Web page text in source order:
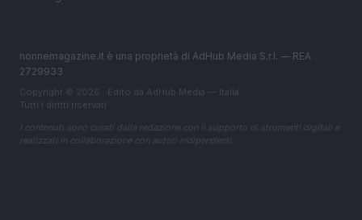
nonnemagazine.it è una proprietà di AdHub Media S.r.l. — REA
2729933
Copyright © 2026 · Edito da AdHub Media — Italia
Tutti i diritti riservati
I contenuti sono curati dalla redazione con il supporto di strumenti digitali e
realizzati in collaborazione con autori indipendenti.